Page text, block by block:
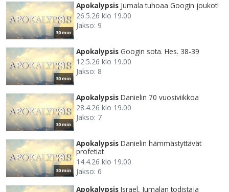
30 min
Apokalypsis Jumala tuhoaa Googin joukot!
26.5.26 klo 19.00
Jakso: 9
30 min
Apokalypsis Googin sota. Hes. 38-39
12.5.26 klo 19.00
Jakso: 8
30 min
Apokalypsis Danielin 70 vuosiviikkoa
28.4.26 klo 19.00
Jakso: 7
30 min
Apokalypsis Danielin hämmästyttävät
profetiat
14.4.26 klo 19.00
Jakso: 6
Apokalypsis Israel, Jumalan todistaja